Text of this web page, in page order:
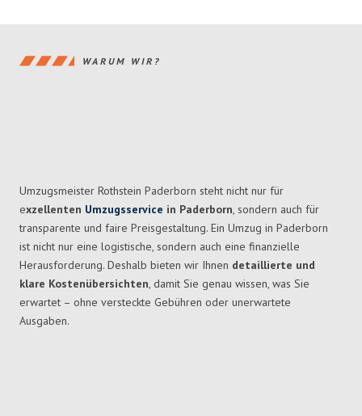
WARUM WIR?
Umzugsmeister Rothstein Paderborn steht nicht nur für
exzellenten Umzugsservice in Paderborn, sondern auch für
transparente und faire Preisgestaltung. Ein Umzug in Paderborn
ist nicht nur eine logistische, sondern auch eine finanzielle
Herausforderung. Deshalb bieten wir Ihnen detaillierte und
klare Kostenübersichten, damit Sie genau wissen, was Sie
erwartet – ohne versteckte Gebühren oder unerwartete
Ausgaben.